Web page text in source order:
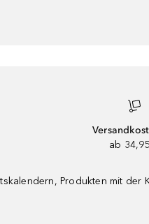
ab
Produkten mit